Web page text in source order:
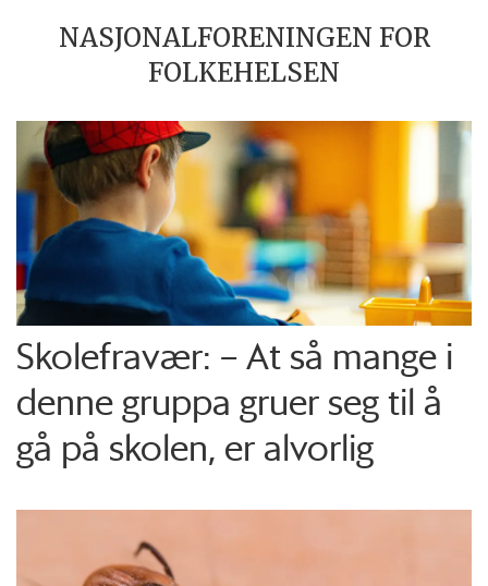
NASJONALFORENINGEN FOR
FOLKEHELSEN
Skolefravær: – At så mange i
denne gruppa gruer seg til å
gå på skolen, er alvorlig